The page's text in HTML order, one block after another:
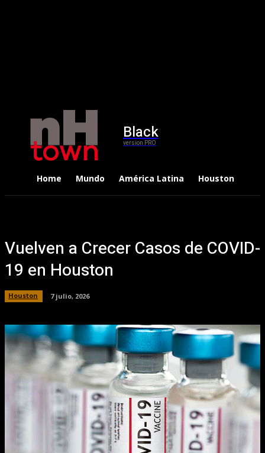
Black
version PRO
Home Mundo América Latina Houston
Vuelven a Crecer Casos de COVID-
19 en Houston
Houston 7 julio, 2026